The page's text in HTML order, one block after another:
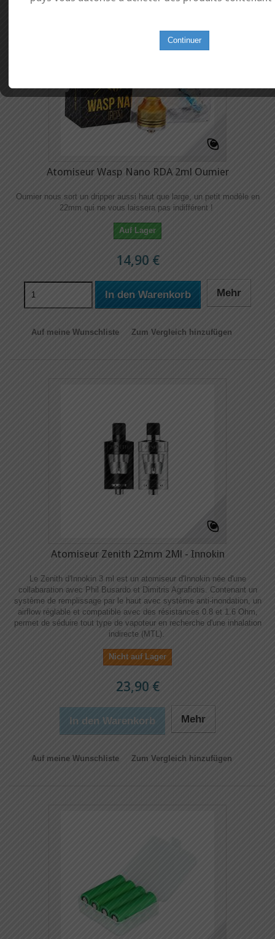
Atomiseur Wasp Nano RDA 2ml Oumier
Oumier nous sort un dripper aussi haut que large, un petit modèle en
22mm qui ne vous laissera pas indifférent !
Auf Lager
14,90 €
In den Warenkorb Mehr
Auf meine Wunschliste Zum Vergleich hinzufügen
Atomiseur Zenith 22mm 2Ml - Innokin
Le Zenith d'Innokin 3 ml est un atomiseur d'Innokin née d'une
collabaration avec Phil Busardo et Dimitris Agrafiotis. Contenant un
système de remplissage par le haut avec système anti-inondation, un
airflow réglable et compatible avec des résistances 0.8 et 1.6 Ohm,
permet de séduire tout type de vapoteur en recherche d'une inhalation
indirecte (MTL).
Nicht auf Lager
23,90 €
In den Warenkorb Mehr
Auf meine Wunschliste Zum Vergleich hinzufügen
Continuer